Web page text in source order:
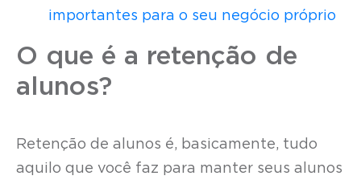
importantes para o seu negócio próprio
O que é a retenção de
alunos?
Retenção de alunos é, basicamente, tudo
aquilo que você faz para manter seus alunos